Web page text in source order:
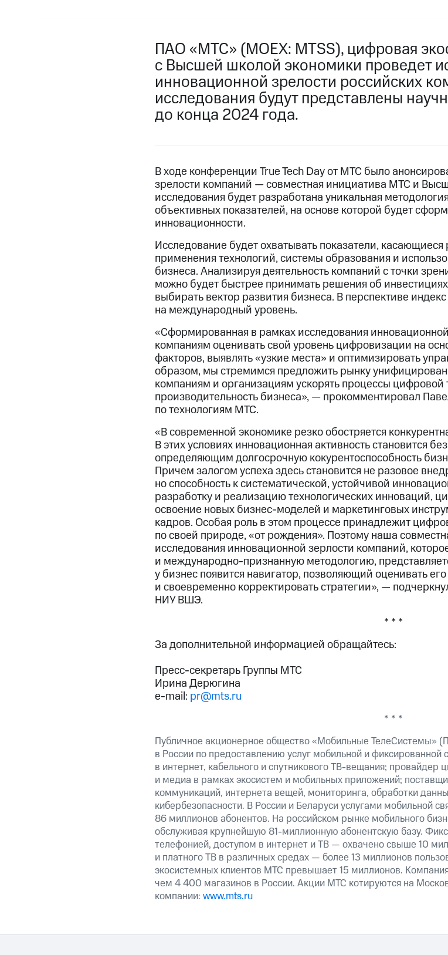
ПАО «МТС» (MOEX: MTSS), цифровая
с Высшей школой экономики проведет
инновационной зрелости российских
исследования будут представлены
до конца 2024 года.
В ходе конференции True Tech Day от МТС было
зрелости компаний — совместная инициатива МТС и
исследования будет разработана уникальная
объективных показателей, на основе которой будет
инновационности.
Исследование будет охватывать показатели,
применения технологий, системы образования и
бизнеса. Анализируя деятельность компаний с точки
можно будет быстрее принимать решения об
выбирать вектор развития бизнеса. В перспективе
на международный уровень.
«Сформированная в рамках исследования
компаниям оценивать свой уровень цифровизации на
факторов, выявлять «узкие места» и оптимизировать
образом, мы стремимся предложить рынку
компаниям и организациям ускорять процессы
производительность бизнеса», — прокомментировал
по технологиям МТС.
«В современной экономике резко обостряется
В этих условиях инновационная активность становится
определяющим долгосрочную кокурентоспособность
Причем залогом успеха здесь становится не разовое
но способность к систематической, устойчивой
разработку и реализацию технологических инноваций,
освоение новых бизнес-моделей и маркетинговых
кадров. Особая роль в этом процессе принадлежит
по своей природе, «от рождения». Поэтому наша
исследования инновационной зерлости компаний,
и международно-признанную методологию,
у бизнес появится навигатор, позволяющий оценивать
и своевременно корректировать стратегии», —
НИУ ВШЭ.
* * *
За дополнительной информацией обращайтесь:
Пресс-секретарь Группы МТС
Ирина Дерюгина
e-mail: pr@mts.ru
* * *
Публичное акционерное общество «Мобильные
в России по предоставлению услуг мобильной и фиксированной
в интернет, кабельного и спутникового ТВ-вещания;
и медиа в рамках экосистем и мобильных приложений;
коммуникаций, интернета вещей, мониторинга, обработки
кибербезопасности. В России и Беларуси услугами мобильной
86 миллионов абонентов. На российском рынке мобильного
обслуживая крупнейшую 81-миллионную абонентскую базу.
телефонией, доступом в интернет и ТВ — охвачено свыше 10
и платного ТВ в различных средах — более 13 миллионов
экосистемных клиентов МТС превышает 15 миллионов.
чем 4 400 магазинов в России. Акции МТС котируются на
компании: www.mts.ru